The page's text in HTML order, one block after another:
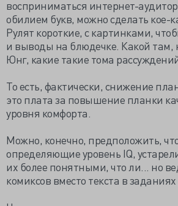
восприниматься интернет-
обилием букв, можно сделать кое-
Рулят короткие, с картинками,
и выводы на блюдечке. Какой там,
Юнг, какие такие тома
То есть, фактически, снижение
это плата за повышение планки
уровня комфорта.
Можно, конечно, предположить,
определяющие уровень IQ,
их более понятными, что ли... но
комиксов вместо текста в